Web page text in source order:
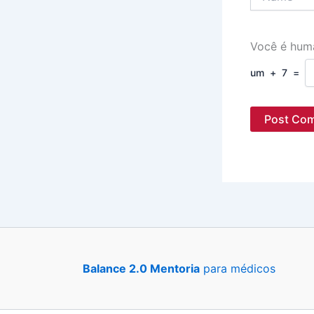
Você é
um + 7 =
Balance 2.0 Mentoriapara médicos